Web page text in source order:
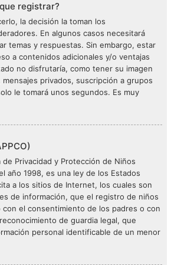
registrar?
la decisión la toman los
En algunos casos necesitará
temas y respuestas. Sin embargo, estar
a contenidos adicionales y/o ventajas
no disfrutaría, como tener su imagen
mensajes privados, suscripción a grupos
le tomará unos segundos. Es muy
de Privacidad y Protección de Niños
año 1998, es una ley de los Estados
a los sitios de Internet, los cuales son
de información, que el registro de niños
el consentimiento de los padres o con
de guardia legal, que
personal identificable de un menor